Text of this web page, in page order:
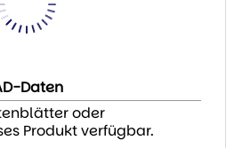
Daten
oder
Produkt verfügbar.